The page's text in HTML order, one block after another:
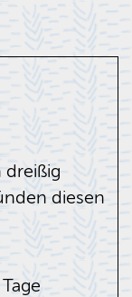
dreißig
diesen